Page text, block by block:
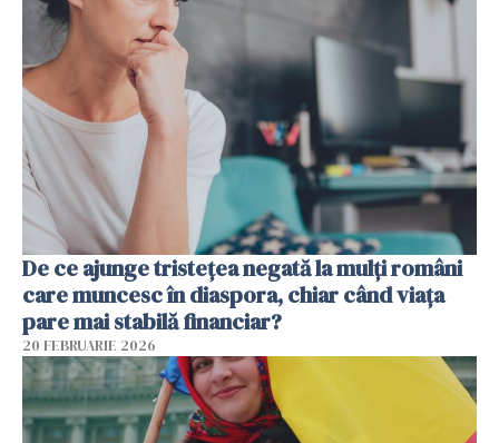
De ce ajunge tristețea negată la mulți români
care muncesc în diaspora, chiar când viața
pare mai stabilă financiar?
20 FEBRUARIE 2026